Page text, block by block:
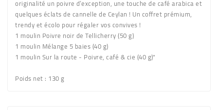
originalité un poivre d’exception, une touche de café arabica et
quelques éclats de cannelle de Ceylan ! Un coffret prémium,
trendy et écolo pour régaler vos convives !
1 moulin Poivre noir de Tellicherry (50 g)
1 moulin Mélange 5 baies (40 g)
1 moulin Sur la route - Poivre, café & cie (40 g)"
Poids net : 130 g